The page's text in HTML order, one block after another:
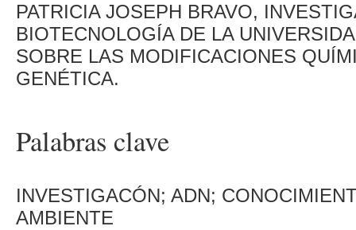
PATRICIA JOSEPH BRAVO,
BIOTECNOLOGÍA DE LA
SOBRE LAS MODIFICACIONES
GENÉTICA.
Palabras clave
INVESTIGACÓN; ADN;
AMBIENTE